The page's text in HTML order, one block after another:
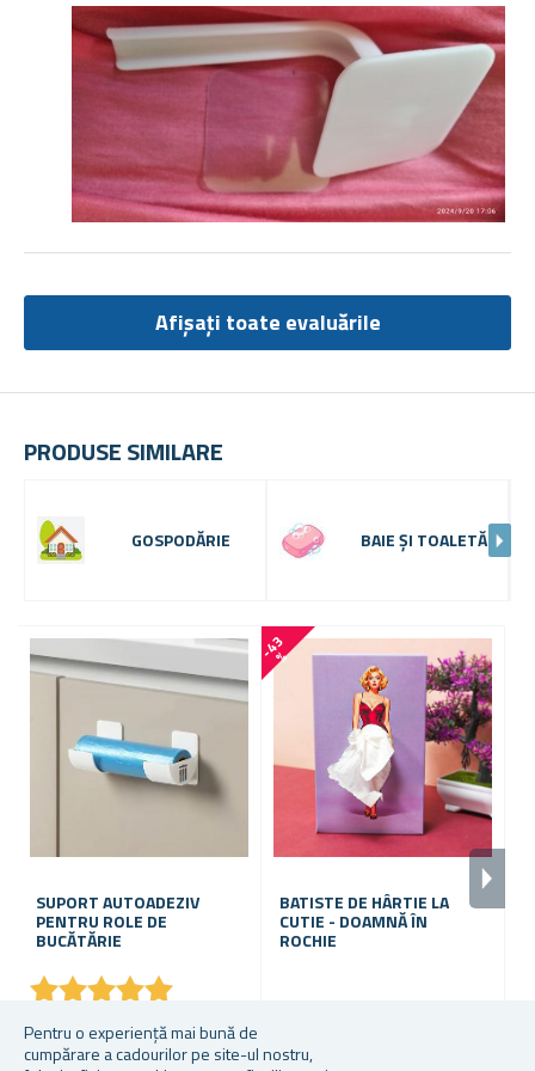
Pentru o experiență mai bună de
cumpărare a cadourilor pe site-ul nostru,
PRODUSE SIMILARE
GOSPODĂRIE BAIE ȘI TOALETĂ
SUPORT AUTOADEZIV
PENTRU ROLE DE
BUCĂTĂRIE
★★★★★
★★★★★
De la 10,27 lei
În stoc
-
4
3
%
BATISTE DE HÂRTIE LA
CUTIE - DOAMNĂ ÎN
ROCHIE
9,37 lei
Afișați toate evaluările